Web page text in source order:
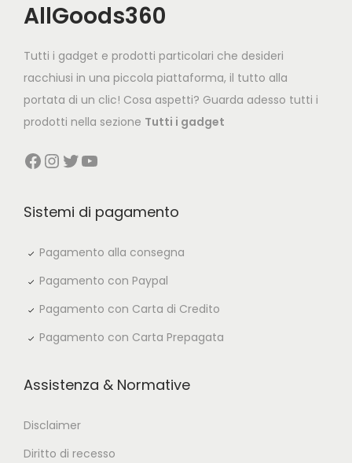
AllGoods360
Tutti i gadget e prodotti particolari che desideri
racchiusi in una piccola piattaforma, il tutto alla
portata di un clic! Cosa aspetti? Guarda adesso tutti i
prodotti nella sezione Tutti i gadget
Facebook InstagramTwitter YouTube
Sistemi di pagamento
Pagamento alla consegna
Pagamento con Paypal
Pagamento con Carta di Credito
Pagamento con Carta Prepagata
Assistenza & Normative
Disclaimer
Diritto di recesso